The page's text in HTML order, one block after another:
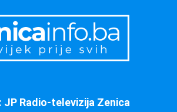
JP Radio-televizija Zenica